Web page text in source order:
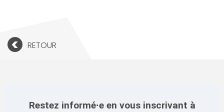
< RETOUR
Restez informé·e en vous inscrivant à